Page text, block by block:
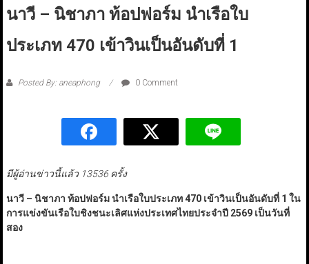
นาวี – นิชาภา ท้อปฟอร์ม นำเรือใบ
ประเภท 470 เข้าวินเป็นอันดับที่ 1
Posted By: aneaphong 0 Comment
มีผู้อ่านข่าวนี้แล้ว 13536 ครั้ง
นาวี – นิชาภา ท้อปฟอร์ม นำเรือใบประเภท 470 เข้าวินเป็นอันดับที่ 1 ใน
การแข่งขันเรือใบชิงชนะเลิศแห่งประเทศไทยประจำปี 2569 เป็นวันที่
สอง